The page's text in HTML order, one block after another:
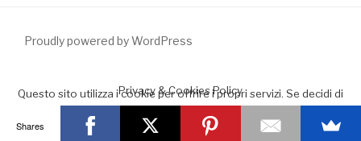
Proudly powered by WordPress
Questo sito utilizza i cookie per offrire i propri servizi. Se decidi di
Accept
Leggimi
Privacy & Cookies Policy
Shares